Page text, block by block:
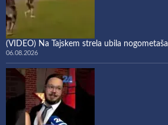
(VIDEO) Na Tajskem strela ubila nogometaša
06.08.2026